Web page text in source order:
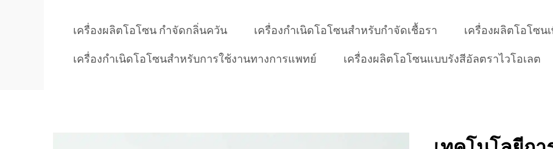
เครื่องผลิตโอโซน กำจัดกลิ่นควัน เครื่องกำเนิดโอโซนสำหรับกำจัดเชื้อรา เครื่องผลิตโอโซ
เครื่องกำเนิดโอโซนสำหรับการใช้งานทางการแพทย์ เครื่องผลิตโอโซนแบบรังสีอัลตราไวโอเลต